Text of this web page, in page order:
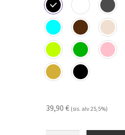
39,90€ (sis. alv 25,5%)